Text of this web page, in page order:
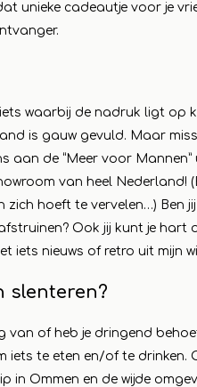
unieke cadeautje voor je
waarbij de nadruk ligt op
is gauw gevuld. Maar
aan de “Meer voor
van heel Nederland!
zich hoeft te vervelen…) Ben
Ook jij kunt je hart
iets nieuws of retro uit mijn
slenteren?
van of heb je dringend
iets te eten en/of te drinken.
in Ommen en de wijde